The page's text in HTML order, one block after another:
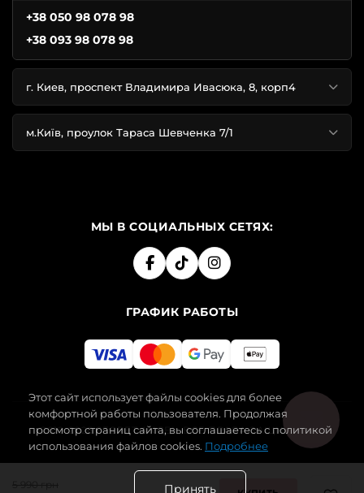
+38 050 98 078 98
+38 093 98 078 98
г. Киев, проспект Владимира Ивасюка, 8, корп4
м.Київ, проулок Тараса Шевченка 7/1
МЫ В СОЦИАЛЬНЫХ СЕТЯХ:
ГРАФИК РАБОТЫ
2019-2026 SECRET ANGEL. ВСЕ ПРАВА ЗАЩИЩЕНЫ.
Этот сайт использует файлы cookies для более
комфортной работы пользователя. Продолжая
просмотр страниц сайта, вы соглашаетесь с политикой
использования файлов cookies. Подробнее
Принять